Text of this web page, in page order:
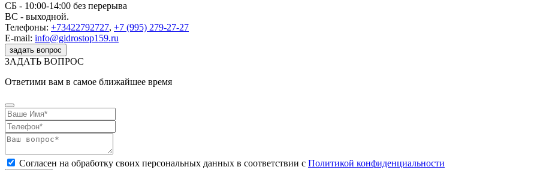
СБ - 10:00-14:00 без перерыва
ВС - выходной.
Телефоны: +73422792727, +7 (995) 279-27-27
E-mail: info@gidrostop159.ru
задать вопрос
ЗАДАТЬ ВОПРОС
Ответими вам в самое ближайшее время
Согласен на обработку своих персональных данных в соответствии с Политикой конфиденциальности